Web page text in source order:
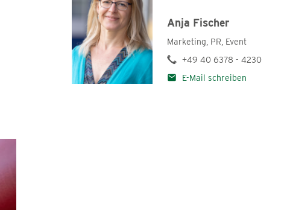
Azubi Fotowettbewerb
Best Azubi Pic 2021
Best Azubi Pic 2022
Best Azubi Pic 2023
Anja Fischer
Marketing, PR, Event
+49 40 6378 - 4230
E-Mail schreiben